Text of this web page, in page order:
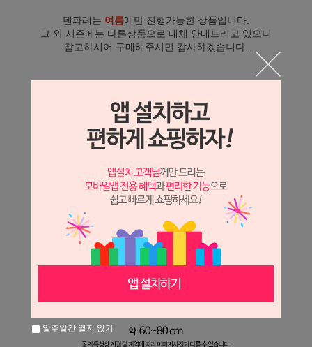
덴파레는 여름에만 진행가능한 상품입니다.
그 외 시즌에는 다른상품으로 대체 안내드리고 있으니
참고하시어 구매해주시면 감사하겠습니다.
일주일간 열지 않기